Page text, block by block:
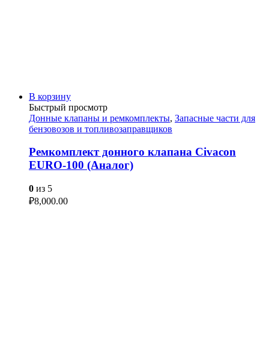
В корзину
Быстрый просмотр
Донные клапаны и ремкомплекты, Запасные части для
бензовозов и топливозаправщиков
Ремкомплект донного клапана Civacon
EURO-100 (Аналог)
0 из 5
₽8,000.00